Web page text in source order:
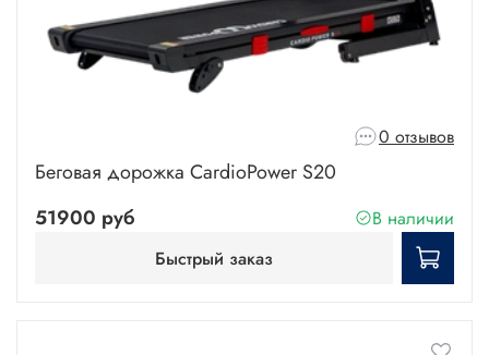
0 отзывов
Беговая дорожка CardioPower S20
51900 руб
В наличии
Быстрый заказ